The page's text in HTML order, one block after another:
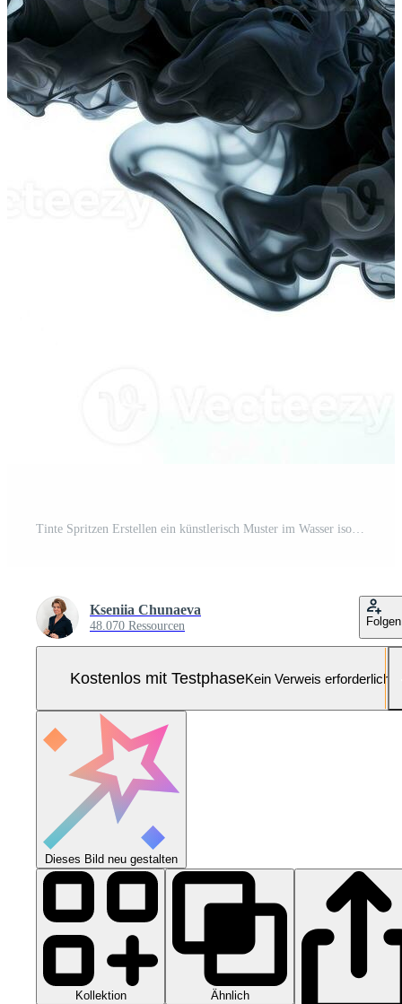
Tinte Spritzen Erstellen ein künstlerisch Muster im Wasser isoliert auf ein Weiß Hintergrund Pro Foto
Kseniia Chunaeva
48.070 Ressourcen Folgen
Kostenlos mit TestphaseKein Verweis erforderlich
Dieses Bild neu gestalten
Kollektion Ähnlich